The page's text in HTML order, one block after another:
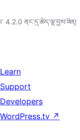
4.2.0 ནང་དུ་ཚོད་ལྟ་བྱས་ཟིན།
Learn
Support
Developers
WordPress.tv ↗